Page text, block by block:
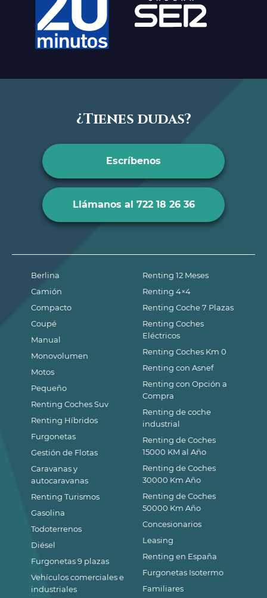
¿Tienes dudas?
Escríbenos
Llámanos al 722 18 26 36
Berlina
Camión
Compacto
Coupé
Manual
Monovolumen
Motos
Pequeño
Renting Coches Suv
Renting Híbridos
Furgonetas
Gestión de Flotas
Caravanas y
autocaravanas
Renting Turismos
Gasolina
Todoterrenos
Diésel
Furgonetas 9 plazas
Vehículos comerciales e
industriales
Renting 12 Meses
Renting 4×4
Renting Coche 7 Plazas
Renting Coches
Eléctricos
Renting Coches Km 0
Renting con Asnef
Renting con Opción a
Compra
Renting de coche
industrial
Renting de Coches
15000 KM al Año
Renting de Coches
30000 Km Año
Renting de Coches
50000 Km Año
Concesionarios
Leasing
Renting en España
Furgonetas Isotermo
Familiares